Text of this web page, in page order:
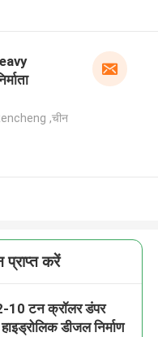
,चीन
प्राप्त करें
10 टन क्रॉलर डंपर
डीजल निर्माण